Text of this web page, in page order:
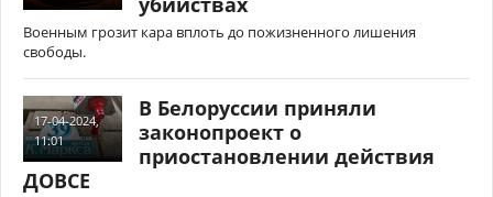
Военным грозит кара вплоть до пожизненного лишения
свободы.
17-04-2024,
11:01
В Белоруссии приняли
законопроект о
приостановлении действия
ДОВСЕ